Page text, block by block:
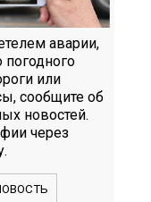
аварии,
или
сообщите об
новостей.
через